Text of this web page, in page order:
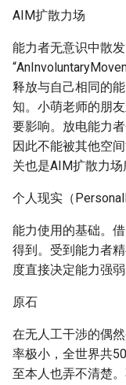
AIM扩散力场
能力者无意识中散
释放与自己相同的
知。小萌老师的朋
要影响。放电能力
因此不能被其他空
关也是AIM扩散力场
个人现实（
能力使用的基础。
得到。受到能力者
度直接决定能力强弱
原石
在无人工干涉的偶
率极小，全世界共
至本人也弄不清楚